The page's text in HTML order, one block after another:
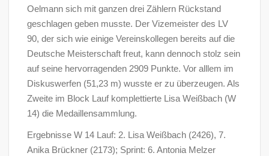
Oelmann sich mit ganzen drei Zählern Rückstand
geschlagen geben musste. Der Vizemeister des LV
90, der sich wie einige Vereinskollegen bereits auf die
Deutsche Meisterschaft freut, kann dennoch stolz sein
auf seine hervorragenden 2909 Punkte. Vor alllem im
Diskuswerfen (51,23 m) wusste er zu überzeugen. Als
Zweite im Block Lauf komplettierte Lisa Weißbach (W
14) die Medaillensammlung.
Ergebnisse W 14 Lauf: 2. Lisa Weißbach (2426), 7.
Anika Brückner (2173); Sprint: 6. Antonia Melzer